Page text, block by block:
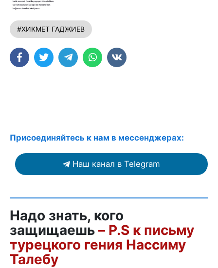
#ХИКМЕТ ГАДЖИЕВ
Присоединяйтесь к нам в мессенджерах:
Наш канал в Telegram
Надо знать, кого
защищаешь – P.S к письму
турецкого гения Нассиму
Талебу